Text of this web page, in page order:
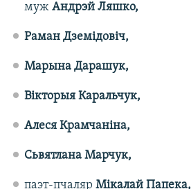
муж Андрэй Ляшко,
Раман Дземідовіч,
Марына Дарашук,
Вікторыя Каральчук,
Алеся Крамчаніна,
Сьвятлана Марчук,
паэт-пчаляр Мікалай Папека,